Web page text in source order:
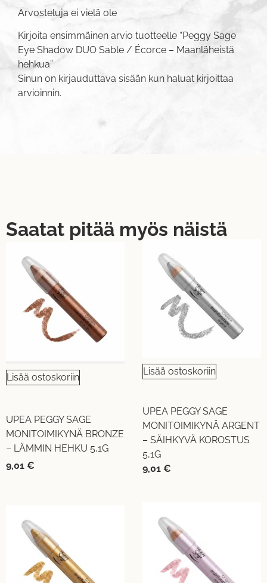
Arvosteluja ei vielä ole
Kirjoita ensimmäinen arvio tuotteelle “Peggy Sage
Eye Shadow DUO Sable / Écorce – Maanläheistä
hehkua”
Sinun on kirjauduttava sisään kun haluat kirjoittaa
arvioinnin.
Saatat pitää myös näistä
Lisää ostoskoriin
UPEA PEGGY SAGE
MONITOIMIKYNÄ BRONZE
– LÄMMIN HEHKU 5,1G
9,01 €
Lisää ostoskoriin
UPEA PEGGY SAGE
MONITOIMIKYNÄ ARGENT
– SÄIHKYVÄ KOROSTUS
5,1G
9,01 €